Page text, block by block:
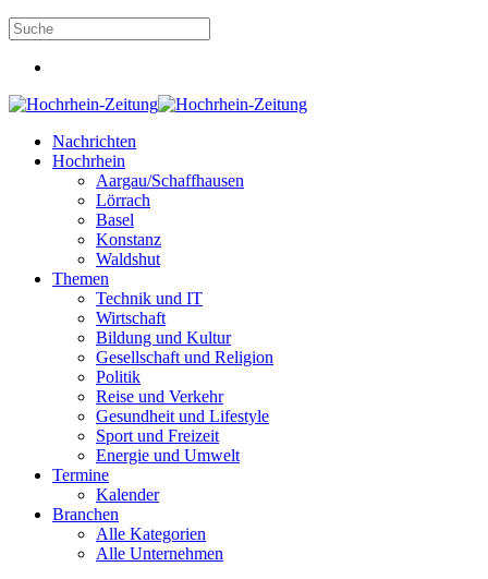
Nachrichten
Hochrhein
Aargau/Schaffhausen
Lörrach
Basel
Konstanz
Waldshut
Themen
Technik und IT
Wirtschaft
Bildung und Kultur
Gesellschaft und Religion
Politik
Reise und Verkehr
Gesundheit und Lifestyle
Sport und Freizeit
Energie und Umwelt
Termine
Kalender
Branchen
Alle Kategorien
Alle Unternehmen